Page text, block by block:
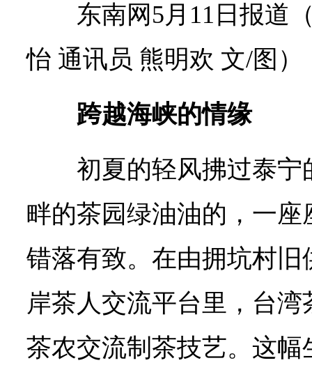
东南网5月11日报道
怡 通讯员 熊明欢 文/图）
跨越海峡的情缘
初夏的轻风拂过泰
畔的茶园绿油油的，一
错落有致。在由拥坑村
岸茶人交流平台里，台
茶农交流制茶技艺。这